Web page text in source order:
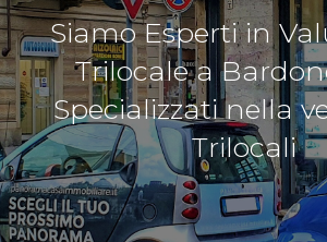
Siamo Esperti in
Trilocale a
Specializzati nella
Trilocali